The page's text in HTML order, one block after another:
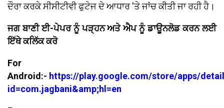
ਦੌਰਾ ਕਰਕੇ ਸੀਸੀਟੀਵੀ ਫੁਟੇਜ ਦੇ ਆਧਾਰ 'ਤੇ ਜਾਂਚ ਕੀਤੀ ਜਾ ਰਹੀ ਹੈ।
ਜਗ ਬਾਣੀ ਈ-ਪੇਪਰ ਨੂੰ ਪੜ੍ਹਨ ਅਤੇ ਐਪ ਨੂੰ ਡਾਊਨਲੋਡ ਕਰਨ ਲਈ
ਇੱਥੇ ਕਲਿੱਕ ਕਰੋ
For
Android:- https://play.google.com/store/apps/
id=com.jagbani&amp;hl=en